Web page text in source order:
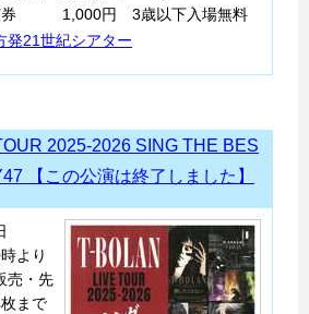
券 1,000円 3歳以下入場無料
発21世紀シアター
2025-2026 SING THE BES
【この公演は終了しました】
より
売・先
まで